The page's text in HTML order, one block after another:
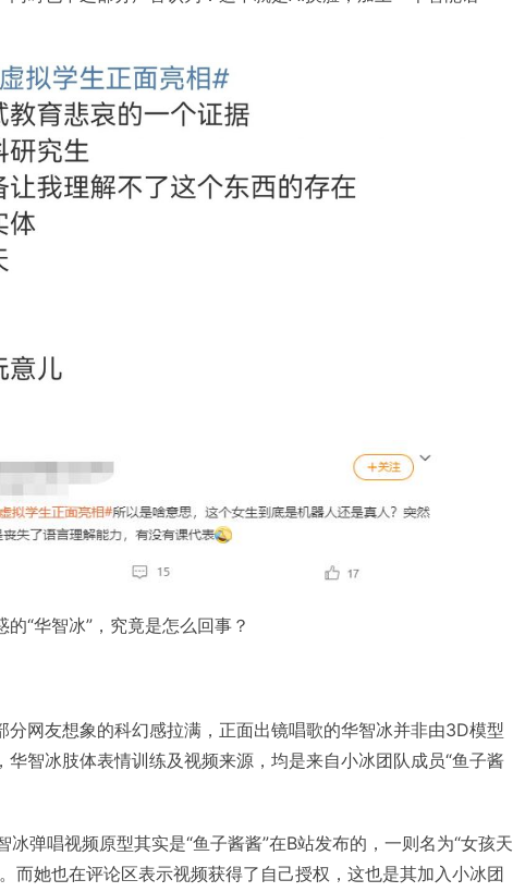
“华智冰”，究竟是怎么回事？
分网友想象的科幻感拉满，正面出镜唱歌的华智冰并非由3D模型
华智冰肢体表情训练及视频来源，均是来自小冰团队成员“鱼子酱
弹唱视频原型其实是“鱼子酱酱”在B站发布的，一则名为“女孩天
而她也在评论区表示视频获得了自己授权，这也是其加入小冰团